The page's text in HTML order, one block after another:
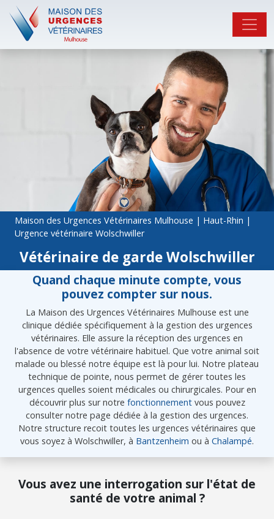
Maison des Urgences Vétérinaires Mulhouse | Haut-Rhin |
Urgence vétérinaire Wolschwiller
Vétérinaire de garde Wolschwiller
Quand chaque minute compte, vous
pouvez compter sur nous.
La Maison des Urgences Vétérinaires Mulhouse est une
clinique dédiée spécifiquement à la gestion des urgences
vétérinaires. Elle assure la réception des urgences en
l'absence de votre vétérinaire habituel. Que votre animal soit
malade ou blessé notre équipe est là pour lui. Notre plateau
technique de pointe, nous permet de gérer toutes les
urgences quelles soient médicales ou chirurgicales. Pour en
découvrir plus sur notre fonctionnementvous pouvez
consulter notre page dédiée à la gestion des urgences.
Notre structure recoit toutes les urgences vétérinaires que
vous soyez à Wolschwiller, à Bantzenheim ou à Chalampé.
Vous avez une interrogation sur l'état de
santé de votre animal ?